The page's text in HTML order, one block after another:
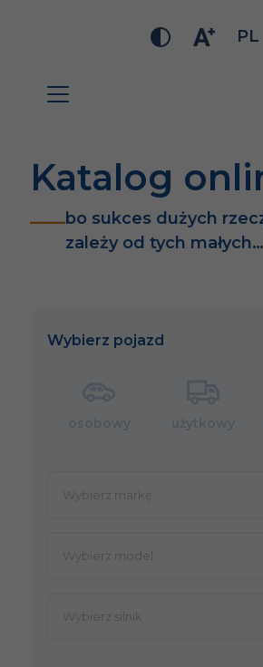
PL
Katalog
bo sukces dużych
zależy od tych małych…
Wybierz pojazd